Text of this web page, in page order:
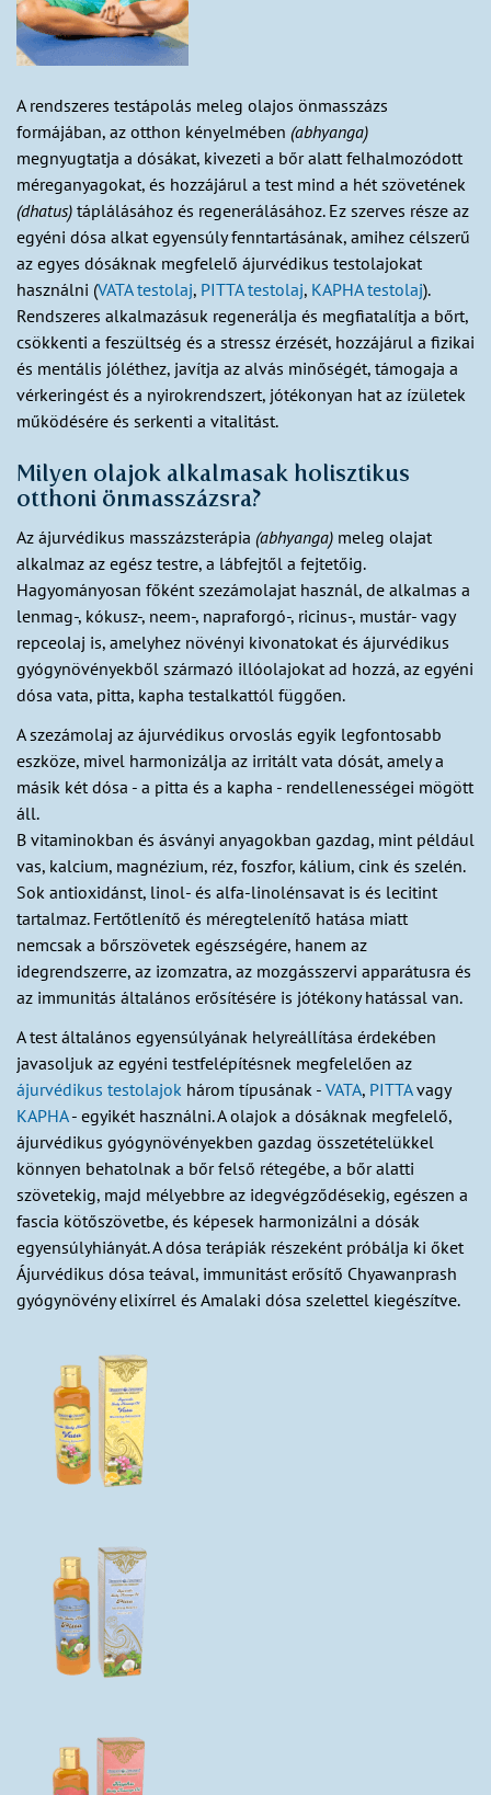
A rendszeres testápolás meleg olajos önmasszázs
formájában, az otthon kényelmében (abhyanga)
megnyugtatja a dósákat, kivezeti a bőr alatt felhalmozódott
méreganyagokat, és hozzájárul a test mind a hét szövetének
(dhatus) táplálásához és regenerálásához. Ez szerves része az
egyéni dósa alkat egyensúly fenntartásának, amihez célszerű
az egyes dósáknak megfelelő ájurvédikus testolajokat
használni (VATA testolaj, PITTA testolaj, KAPHA testolaj).
Rendszeres alkalmazásuk regenerálja és megfiatalítja a bőrt,
csökkenti a feszültség és a stressz érzését, hozzájárul a fizikai
és mentális jóléthez, javítja az alvás minőségét, támogaja a
vérkeringést és a nyirokrendszert, jótékonyan hat az ízületek
működésére és serkenti a vitalitást.
Milyen olajok alkalmasak holisztikus
otthoni önmasszázsra?
Az ájurvédikus masszázsterápia (abhyanga) meleg olajat
alkalmaz az egész testre, a lábfejtől a fejtetőig.
Hagyományosan főként szezámolajat használ, de alkalmas a
lenmag-, kókusz-, neem-, napraforgó-, ricinus-, mustár- vagy
repceolaj is, amelyhez növényi kivonatokat és ájurvédikus
gyógynövényekből származó illóolajokat ad hozzá, az egyéni
dósa vata, pitta, kapha testalkattól függően.
A szezámolaj az ájurvédikus orvoslás egyik legfontosabb
eszköze, mivel harmonizálja az irritált vata dósát, amely a
másik két dósa - a pitta és a kapha - rendellenességei mögött
áll.
B vitaminokban és ásványi anyagokban gazdag, mint például
vas, kalcium, magnézium, réz, foszfor, kálium, cink és szelén.
Sok antioxidánst, linol- és alfa-linolénsavat is és lecitint
tartalmaz. Fertőtlenítő és méregtelenítő hatása miatt
nemcsak a bőrszövetek egészségére, hanem az
idegrendszerre, az izomzatra, az mozgásszervi apparátusra és
az immunitás általános erősítésére is jótékony hatással van.
A test általános egyensúlyának helyreállítása érdekében
javasoljuk az egyéni testfelépítésnek megfelelően az
ájurvédikus testolajok három típusának - VATA, PITTAvagy
KAPHA- egyikét használni. A olajok a dósáknak megfelelő,
ájurvédikus gyógynövényekben gazdag összetételükkel
könnyen behatolnak a bőr felső rétegébe, a bőr alatti
szövetekig, majd mélyebbre az idegvégződésekig, egészen a
fascia kötőszövetbe, és képesek harmonizálni a dósák
egyensúlyhiányát. A dósa terápiák részeként próbálja ki őket
Ájurvédikus dósa teával, immunitást erősítő Chyawanprash
gyógynövény elixírrel és Amalaki dósa szelettel kiegészítve.